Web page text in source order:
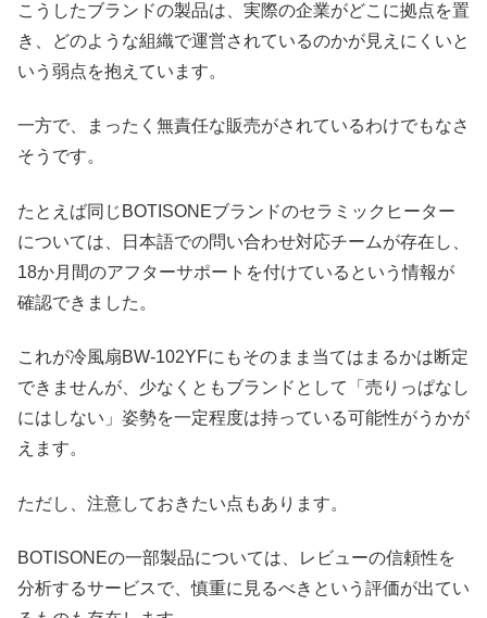
こうしたブランドの製品は、実際の企業がどこに拠点を置
き、どのような組織で運営されているのかが見えにくいと
いう弱点を抱えています。
一方で、まったく無責任な販売がされているわけでもなさ
そうです。
たとえば同じBOTISONEブランドのセラミックヒーター
については、日本語での問い合わせ対応チームが存在し、
18か月間のアフターサポートを付けているという情報が
確認できました。
これが冷風扇BW-102YFにもそのまま当てはまるかは断定
できませんが、少なくともブランドとして「売りっぱなし
にはしない」姿勢を一定程度は持っている可能性がうかが
えます。
ただし、注意しておきたい点もあります。
BOTISONEの一部製品については、レビューの信頼性を
分析するサービスで、慎重に見るべきという評価が出てい